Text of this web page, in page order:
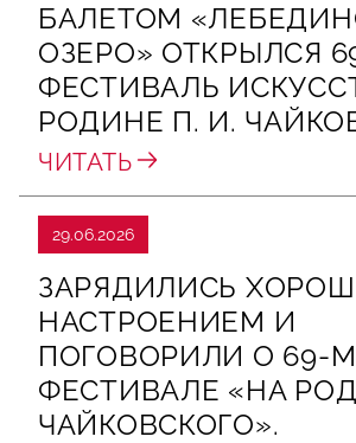
БАЛЕТОМ
ОЗЕРО» ОТКРЫЛСЯ
ФЕСТИВАЛЬ
РОДИНЕ П. И.
ЧИТАТЬ
29.06.2026
ЗАРЯДИЛИСЬ
НАСТРОЕНИЕМ И
ПОГОВОРИЛИ О 69‑М
ФЕСТИВАЛЕ «НА
ЧАЙКОВСКОГО».